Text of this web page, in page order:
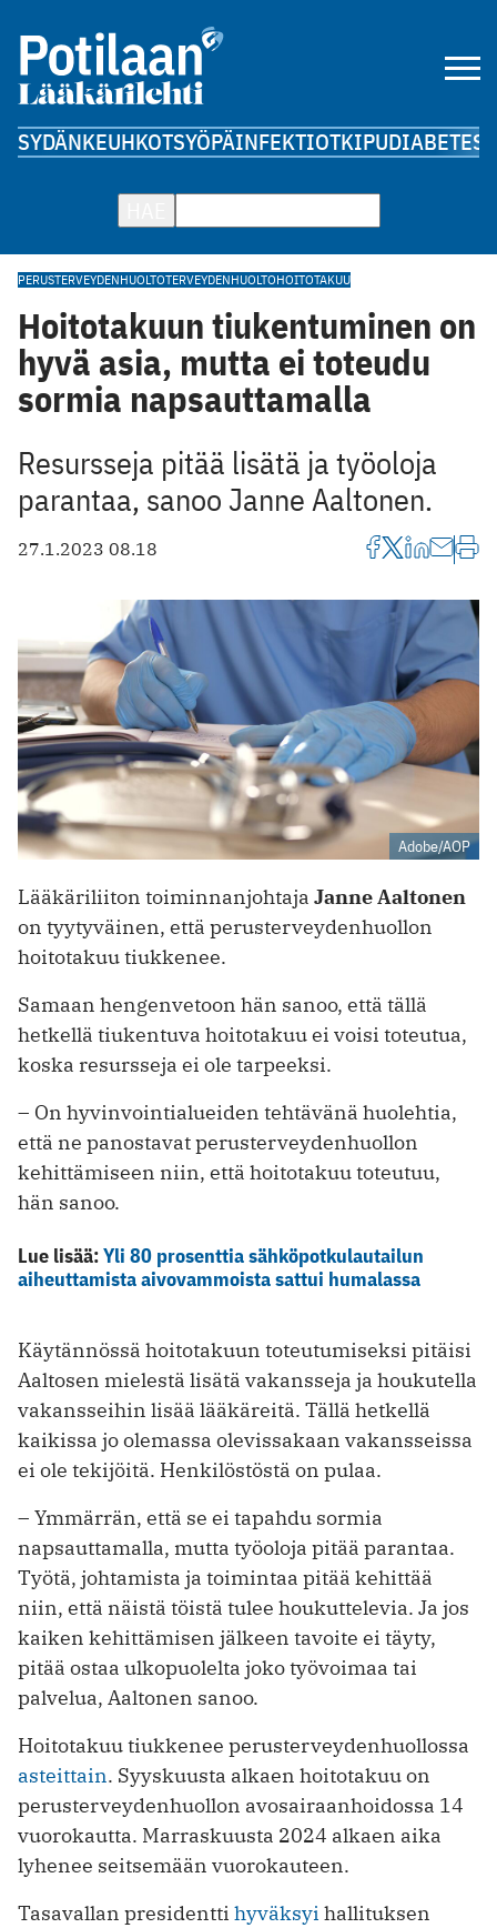
SYDÄNKEUHKOTSYÖPÄINFEKTIOTKIPUDIABETES
PERUSTERVEYDENHUOLTOTERVEYDENHUOLTOHOITOTAKUU
Hoitotakuun tiukentuminen on
hyvä asia, mutta ei toteudu
sormia napsauttamalla
Resursseja pitää lisätä ja työoloja
parantaa, sanoo Janne Aaltonen.
27.1.2023 08.18
Adobe/AOP
Lääkäriliiton toiminnanjohtaja Janne Aaltonen
on tyytyväinen, että perusterveydenhuollon
hoitotakuu tiukkenee.
Samaan hengenvetoon hän sanoo, että tällä
hetkellä tiukentuva hoitotakuu ei voisi toteutua,
koska resursseja ei ole tarpeeksi.
– On hyvinvointialueiden tehtävänä huolehtia,
että ne panostavat perusterveydenhuollon
kehittämiseen niin, että hoitotakuu toteutuu,
hän sanoo.
Lue lisää:Yli 80 prosenttia sähköpotkulautailun
aiheuttamista aivovammoista sattui humalassa
Käytännössä hoitotakuun toteutumiseksi pitäisi
Aaltosen mielestä lisätä vakansseja ja houkutella
vakansseihin lisää lääkäreitä. Tällä hetkellä
kaikissa jo olemassa olevissakaan vakansseissa
ei ole tekijöitä. Henkilöstöstä on pulaa.
– Ymmärrän, että se ei tapahdu sormia
napsauttamalla, mutta työoloja pitää parantaa.
Työtä, johtamista ja toimintaa pitää kehittää
niin, että näistä töistä tulee houkuttelevia. Ja jos
kaiken kehittämisen jälkeen tavoite ei täyty,
pitää ostaa ulkopuolelta joko työvoimaa tai
palvelua, Aaltonen sanoo.
Hoitotakuu tiukkenee perusterveydenhuollossa
asteittain. Syyskuusta alkaen hoitotakuu on
perusterveydenhuollon avosairaanhoidossa 14
vuorokautta. Marraskuusta 2024 alkaen aika
lyhenee seitsemään vuorokauteen.
Tasavallan presidentti hyväksyi hallituksen